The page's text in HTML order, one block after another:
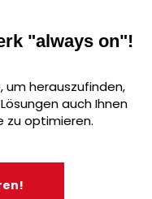
"always on"!
um herauszufinden,
auch Ihnen
zu optimieren.